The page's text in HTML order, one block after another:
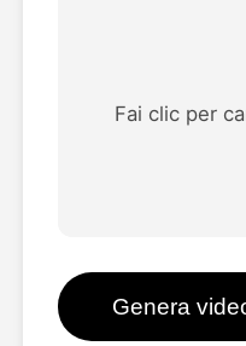
Vedi
Blog
Fai clic per
Genera